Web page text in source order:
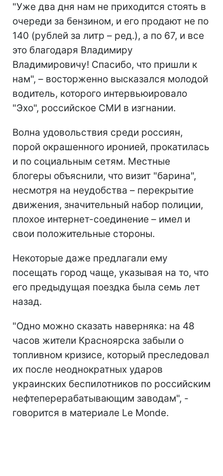
"Уже два дня нам не приходится стоять в
очереди за бензином, и его продают не по
140 (рублей за литр – ред.), а по 67, и все
это благодаря Владимиру
Владимировичу! Спасибо, что пришли к
нам", – восторженно высказался молодой
водитель, которого интервьюировало
"Эхо", российское СМИ в изгнании.
Волна удовольствия среди россиян,
порой окрашенного иронией, прокатилась
и по социальным сетям. Местные
блогеры объяснили, что визит "барина",
несмотря на неудобства – перекрытие
движения, значительный набор полиции,
плохое интернет-соединение – имел и
свои положительные стороны.
Некоторые даже предлагали ему
посещать город чаще, указывая на то, что
его предыдущая поездка была семь лет
назад.
"Одно можно сказать наверняка: на 48
часов жители Красноярска забыли о
топливном кризисе, который преследовал
их после неоднократных ударов
украинских беспилотников по российским
нефтеперерабатывающим заводам", -
говорится в материале Le Monde.